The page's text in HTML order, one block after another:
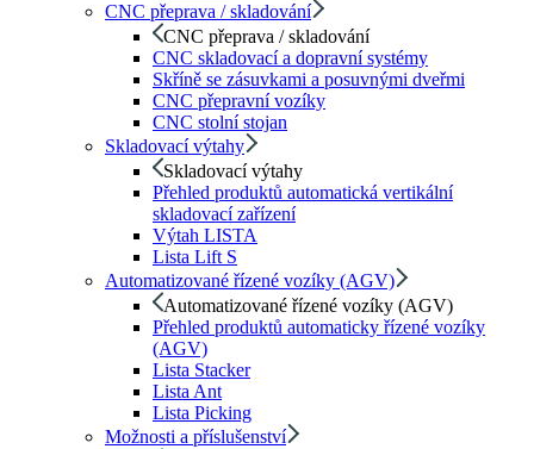
CNC přeprava / skladování
CNC přeprava / skladování
CNC skladovací a dopravní systémy
Skříně se zásuvkami a posuvnými dveřmi
CNC přepravní vozíky
CNC stolní stojan
Skladovací výtahy
Skladovací výtahy
Přehled produktů automatická vertikální
skladovací zařízení
Výtah LISTA
Lista Lift S
Automatizované řízené vozíky (AGV)
Automatizované řízené vozíky (AGV)
Přehled produktů automaticky řízené vozíky
(AGV)
Lista Stacker
Lista Ant
Lista Picking
Možnosti a příslušenství